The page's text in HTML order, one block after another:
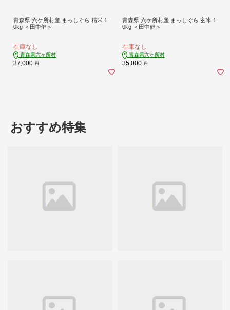
青森県 六ケ所村産 まっしぐら 精米 1
0kg ＜田中健＞
在庫なし
青森県六ヶ所村
37,000 円
青森県 六ケ所村産 まっしぐら 玄米 1
0kg ＜田中健＞
在庫なし
青森県六ヶ所村
35,000 円
おすすめ特集